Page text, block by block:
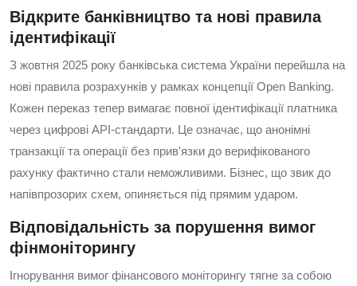
Відкрите банківництво та нові правила
ідентифікації
З жовтня 2025 року банківська система України перейшла на
нові правила розрахунків у рамках концепції Open Banking.
Кожен переказ тепер вимагає повної ідентифікації платника
через цифрові API-стандарти. Це означає, що анонімні
транзакції та операції без прив'язки до верифікованого
рахунку фактично стали неможливими. Бізнес, що звик до
напівпрозорих схем, опиняється під прямим ударом.
Відповідальність за порушення вимог
фінмоніторингу
Ігнорування вимог фінансового моніторингу тягне за собою